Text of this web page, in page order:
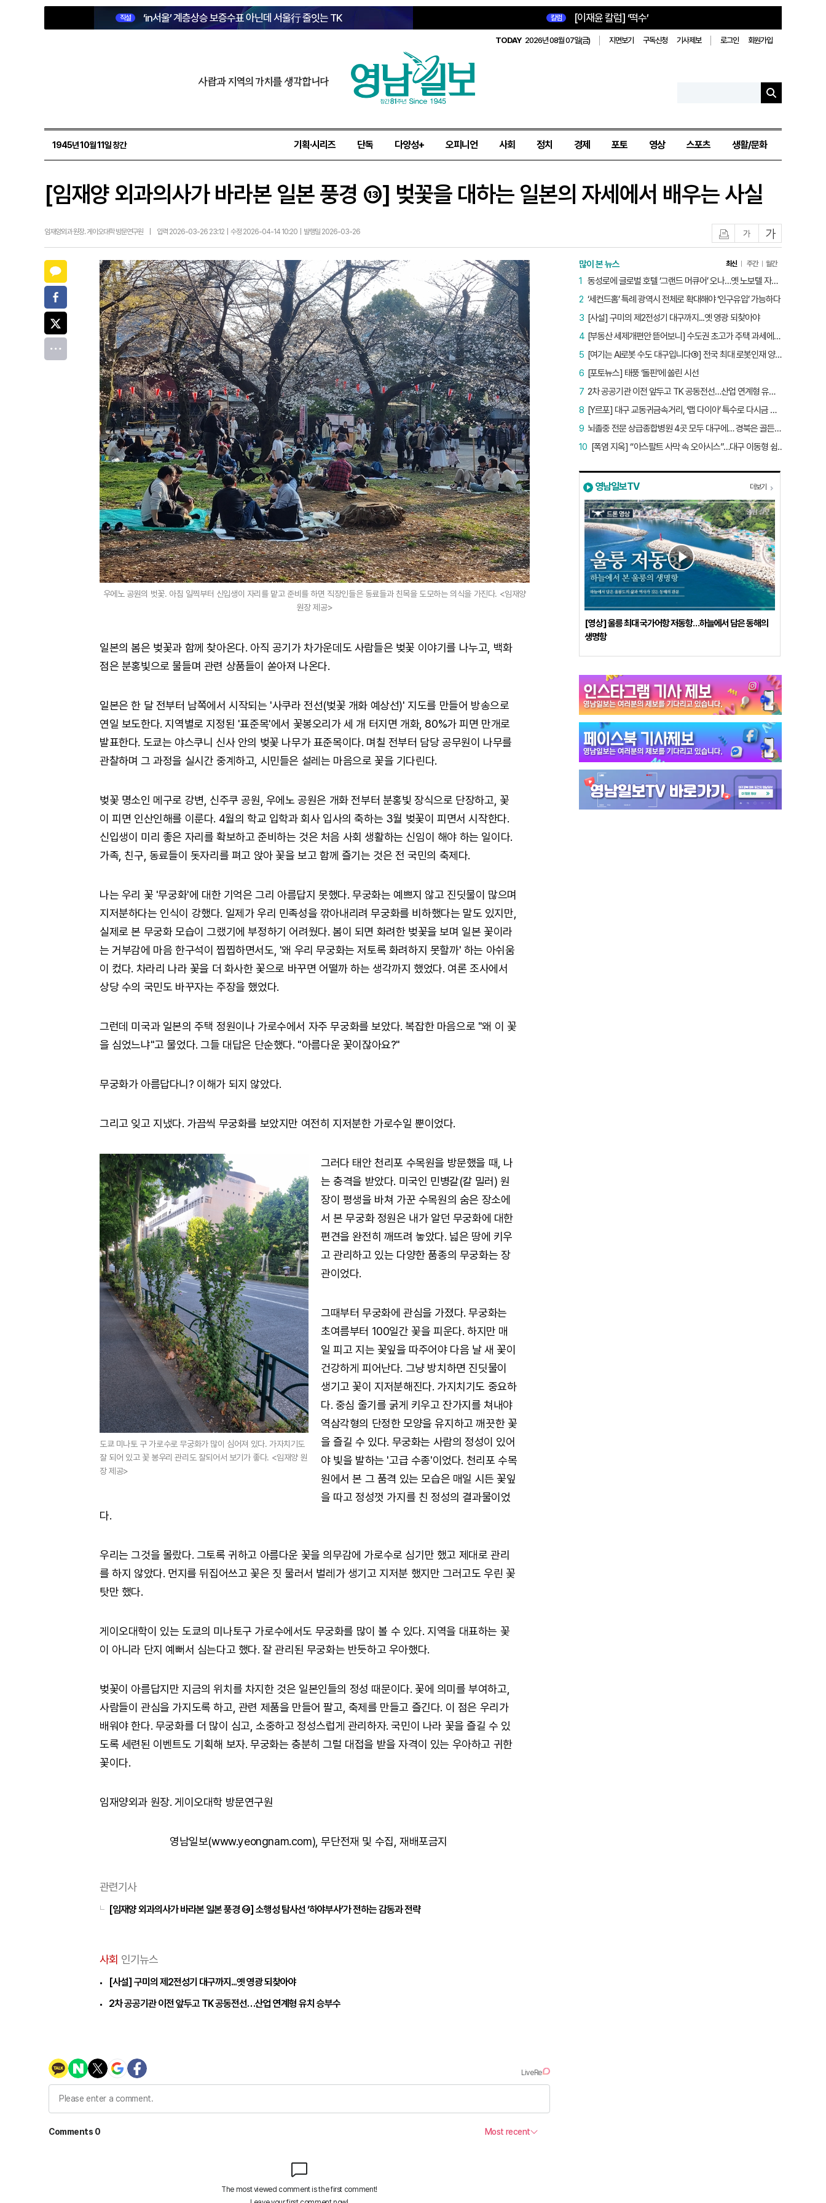
직설 ‘in서울’ 계층상승 보증수표 아닌데 서울行 줄잇는 TK 칼럼 [이재윤 칼럼] ‘떡수’
TODAY 2026년 08월 07일(금) 지면보기 구독신청 기사제보 로그인 회원가입
사람과 지역의 가치를 생각합니다
1945년 10월 11일 창간 기획·시리즈 단독 다양성+ 오피니언 사회 정치 경제 포토 영상 스포츠 생활/문화
[임재양 외과의사가 바라본 일본 풍경 ⑬] 벚꽃을 대하는 일본의 자세에서 배우는 사실
임재양외과 원장. 게이오대학 방문연구원 입력 2026-03-26 23:12 | 수정 2026-04-14 10:20 | 발행일 2026-03-26 글자작게글자크게
우에노 공원의 벗꽃. 아침 일찍부터 신입생이 자리를 맡고 준비를 하면 직장인들은 동료들과 친목을 도모하는 의식을 가진다. <임재양
원장 제공>
일본의 봄은 벚꽃과 함께 찾아온다. 아직 공기가 차가운데도 사람들은 벚꽃 이야기를 나누고, 백화
점은 분홍빛으로 물들며 관련 상품들이 쏟아져 나온다.
일본은 한 달 전부터 남쪽에서 시작되는 '사쿠라 전선(벚꽃 개화 예상선)' 지도를 만들어 방송으로
연일 보도한다. 지역별로 지정된 '표준목'에서 꽃봉오리가 세 개 터지면 개화, 80%가 피면 만개로
발표한다. 도쿄는 야스쿠니 신사 안의 벚꽃 나무가 표준목이다. 며칠 전부터 담당 공무원이 나무를
관찰하며 그 과정을 실시간 중계하고, 시민들은 설레는 마음으로 꽃을 기다린다.
벚꽃 명소인 메구로 강변, 신주쿠 공원, 우에노 공원은 개화 전부터 분홍빛 장식으로 단장하고, 꽃
이 피면 인산인해를 이룬다. 4월의 학교 입학과 회사 입사의 축하는 3월 벚꽃이 피면서 시작한다.
신입생이 미리 좋은 자리를 확보하고 준비하는 것은 처음 사회 생활하는 신임이 해야 하는 일이다.
가족, 친구, 동료들이 돗자리를 펴고 앉아 꽃을 보고 함께 즐기는 것은 전 국민의 축제다.
나는 우리 꽃 '무궁화'에 대한 기억은 그리 아름답지 못했다. 무궁화는 예쁘지 않고 진딧물이 많으며
지저분하다는 인식이 강했다. 일제가 우리 민족성을 깎아내리려 무궁화를 비하했다는 말도 있지만,
실제로 본 무궁화 모습이 그랬기에 부정하기 어려웠다. 봄이 되면 화려한 벚꽃을 보며 일본 꽃이라
는 거부감에 마음 한구석이 찝찝하면서도, '왜 우리 무궁화는 저토록 화려하지 못할까' 하는 아쉬움
이 컸다. 차라리 나라 꽃을 더 화사한 꽃으로 바꾸면 어떨까 하는 생각까지 했었다. 여론 조사에서
상당 수의 국민도 바꾸자는 주장을 했었다.
그런데 미국과 일본의 주택 정원이나 가로수에서 자주 무궁화를 보았다. 복잡한 마음으로 "왜 이 꽃
을 심었느냐"고 물었다. 그들 대답은 단순했다. "아름다운 꽃이잖아요?"
무궁화가 아름답다니? 이해가 되지 않았다.
그리고 잊고 지냈다. 가끔씩 무궁화를 보았지만 여전히 지저분한 가로수일 뿐이었다.
도쿄 미나토 구 가로수로 무궁화가 많이 심어져 있다. 가자치기도
잘 되어 있고 꽃 봉우리 관리도 잘되어서 보기가 좋다. <임재양 원
장 제공>
그러다 태안 천리포 수목원을 방문했을 때, 나
는 충격을 받았다. 미국인 민병갈(칼 밀러) 원
장이 평생을 바쳐 가꾼 수목원의 숨은 장소에
서 본 무궁화 정원은 내가 알던 무궁화에 대한
편견을 완전히 깨뜨려 놓았다. 넓은 땅에 키우
고 관리하고 있는 다양한 품종의 무궁화는 장
관이었다.
그때부터 무궁화에 관심을 가졌다. 무궁화는
초여름부터 100일간 꽃을 피운다. 하지만 매
일 피고 지는 꽃잎을 따주어야 다음 날 새 꽃이
건강하게 피어난다. 그냥 방치하면 진딧물이
생기고 꽃이 지저분해진다. 가지치기도 중요하
다. 중심 줄기를 굵게 키우고 잔가지를 쳐내야
역삼각형의 단정한 모양을 유지하고 깨끗한 꽃
을 즐길 수 있다. 무궁화는 사람의 정성이 있어
야 빛을 발하는 '고급 수종'이었다. 천리포 수목
원에서 본 그 품격 있는 모습은 매일 시든 꽃잎
을 따고 정성껏 가지를 친 정성의 결과물이었
다.
우리는 그것을 몰랐다. 그토록 귀하고 아름다운 꽃을 의무감에 가로수로 심기만 했고 제대로 관리
를 하지 않았다. 먼지를 뒤집어쓰고 꽃은 짓 물러서 벌레가 생기고 지저분 했지만 그러고도 우린 꽃
탓만 했다.
게이오대학이 있는 도쿄의 미나토구 가로수에서도 무궁화를 많이 볼 수 있다. 지역을 대표하는 꽃
이 아니라 단지 예뻐서 심는다고 했다. 잘 관리된 무궁화는 반듯하고 우아했다.
벚꽃이 아름답지만 지금의 위치를 차지한 것은 일본인들의 정성 때문이다. 꽃에 의미를 부여하고,
사람들이 관심을 가지도록 하고, 관련 제품을 만들어 팔고, 축제를 만들고 즐긴다. 이 점은 우리가
배워야 한다. 무궁화를 더 많이 심고, 소중하고 정성스럽게 관리하자. 국민이 나라 꽃을 즐길 수 있
도록 세련된 이벤트도 기획해 보자. 무궁화는 충분히 그럴 대접을 받을 자격이 있는 우아하고 귀한
꽃이다.
임재양외과 원장. 게이오대학 방문연구원
영남일보(www.yeongnam.com), 무단전재 및 수집, 재배포금지
관련기사
[임재양 외과의사가 바라본 일본 풍경 ⑭] 소행성 탐사선 ‘하야부사’가 전하는 감동과 전략
사회 인기뉴스
[사설] 구미의 제2전성기 대구까지...옛 영광 되찾아야
2차 공공기관 이전 앞두고 TK 공동전선…산업 연계형 유치 승부수
많이 본 뉴스 최신 주간 월간
동성로에 글로벌 호텔 ‘그랜드 머큐어’ 오나…옛 노보텔 자리 사무실 개설
1
‘세컨드홈’ 특례 광역시 전체로 확대해야 ‘인구유입’ 가능하다
2
[사설] 구미의 제2전성기 대구까지...옛 영광 되찾아야
3
[부동산 세제개편안 뜯어보니] 수도권 초고가 주택 과세에만 초점…침체된 지방 부동산 대책은 없다
4
[여기는 AI로봇 수도 대구입니다⑤] 전국 최대 로봇인재 양성소…“대구산업 맞춤형 교육과정 만들자”
5
[포토뉴스] 태풍 ‘돌핀’에 쏠린 시선
6
2차 공공기관 이전 앞두고 TK 공동전선…산업 연계형 유치 승부수
7
[Y르포] 대구 교동귀금속거리, ‘랩 다이아’ 특수로 다시금 활기…“반짝 인기 의존 않는 지속 가능 성장 동력 마련해야”
8
뇌졸중 전문 상급종합병원 4곳 모두 대구에… 경북은 골든타임 사각지대
9
[폭염 지옥] “아스팔트 사막 속 오아시스”…대구 이동형 쉼터 버스 ‘북적’, 지하철역도 ‘바글’
10
영남일보TV 더보기
[영상] 울릉 최대 국가어항 저동항…하늘에서 담은 동해의
생명항